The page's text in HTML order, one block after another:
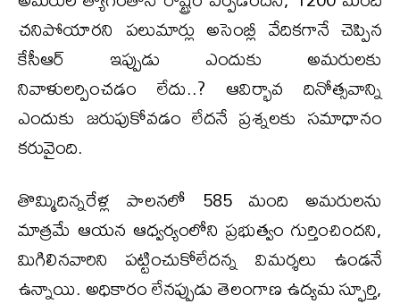
చనిపోయారని పలుమార్లు అసెంబ్లీ వేదికగానే చెప్పిన
కేసీఆర్ ఇప్పుడు ఎందుకు అమరులకు
నివాళులర్పించడం లేదు..? ఆవిర్భావ దినోత్సవాన్ని
ఎందుకు జరుపుకోవడం లేదనే ప్రశ్నలకు సమాధానం
కరువైంది.
తొమ్మిదిన్నరేళ్ల పాలనలో 585 మంది అమరులను
మాత్రమే ఆయన ఆధ్వర్యంలోని ప్రభుత్వం గుర్తించిందని,
మిగిలినవారిని పట్టించుకోలేదన్న విమర్శలు ఉండనే
ఉన్నాయి. అధికారం లేనప్పుడు తెలంగాణ ఉద్యమ స్ఫూర్తి,